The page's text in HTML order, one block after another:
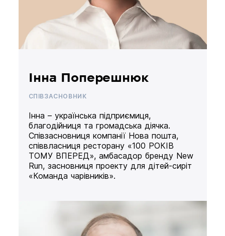
Інна Поперешнюк
СПІВЗАСНОВНИК
Інна – українська підприємиця,
благодійниця та громадська діячка.
Співзасновниця компанії Нова пошта,
співвласниця ресторану «100 РОКІВ
ТОМУ ВПЕРЕД», амбасадор бренду New
Run, засновниця проекту для дітей-сиріт
«Команда чарівників».